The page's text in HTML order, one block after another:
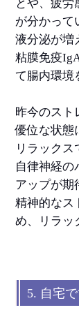
とや、疲労
が分かって
液分泌が増
粘膜免疫
て腸内環境
昨今のスト
優位な状態
リラック
自律神経の
アップが期
精神的なス
め、リラッ
5. 自宅